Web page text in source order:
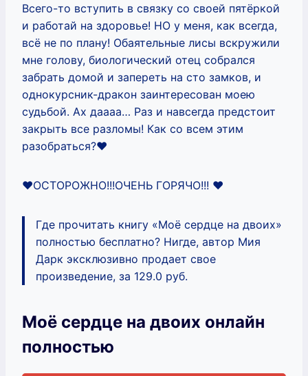
Всего-то вступить в связку со своей пятёркой
и работай на здоровье! НО у меня, как всегда,
всё не по плану! Обаятельные лисы вскружили
мне голову, биологический отец собрался
забрать домой и запереть на сто замков, и
однокурсник-дракон заинтересован моею
судьбой. Ах даааа… Раз и навсегда предстоит
закрыть все разломы! Как со всем этим
разобраться?❤️
❤️ОСТОРОЖНО!!!ОЧЕНЬ ГОРЯЧО!!! ❤️
Где прочитать книгу «Моё сердце на двоих»
полностью бесплатно? Нигде, автор Мия
Дарк эксклюзивно продает свое
произведение, за 129.0 руб.
Моё сердце на двоих онлайн
полностью